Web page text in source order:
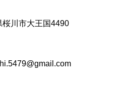
川市大王国4490